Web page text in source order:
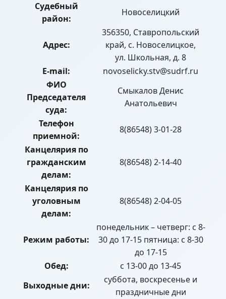
Судебный
район:
Новоселицкий
Адрес:
356350, Ставропольский
край, с. Новоселицкое,
ул. Школьная, д. 8
E-mail:
novoselicky.stv@sudrf.ru
ФИО
Председателя
суда:
Смыкалов Денис
Анатольевич
Телефон
приемной:
8(86548) 3-01-28
Канцелярия по
гражданским
делам:
8(86548) 2-14-40
Канцелярия по
уголовным
делам:
8(86548) 2-04-05
Режим работы:
понедельник – четверг: с 8-
30 до 17-15 пятница: с 8-30
до 17-15
Обед:
с 13-00 до 13-45
Выходные дни:
суббота, воскресенье и
праздничные дни